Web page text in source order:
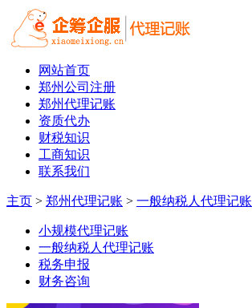
网站首页
郑州公司注册
郑州代理记账
资质代办
财税知识
工商知识
联系我们
主页 > 郑州代理记账 > 一般纳税人代理记账
小规模代理记账
一般纳税人代理记账
税务申报
财务咨询